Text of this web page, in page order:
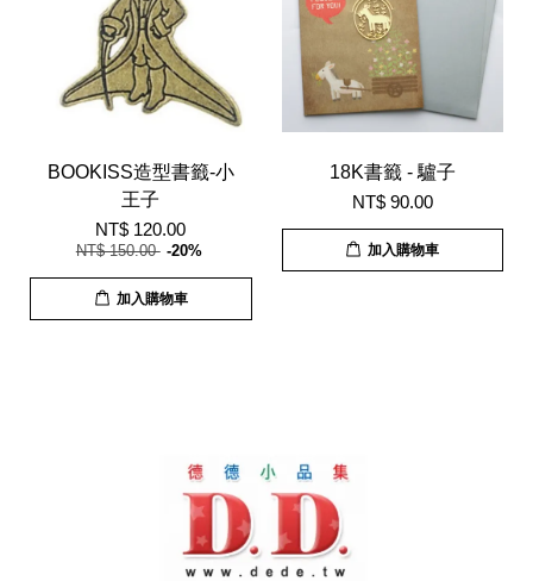
BOOKISS造型書籤-小
王子
NT$ 120.00
NT$ 150.00 -20%
加入購物車
18K書籤 - 驢子
NT$ 90.00
加入購物車